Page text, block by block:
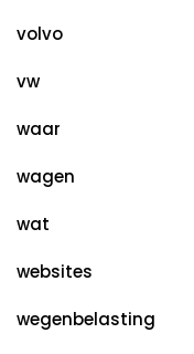
volvo
vw
waar
wagen
wat
websites
wegenbelasting